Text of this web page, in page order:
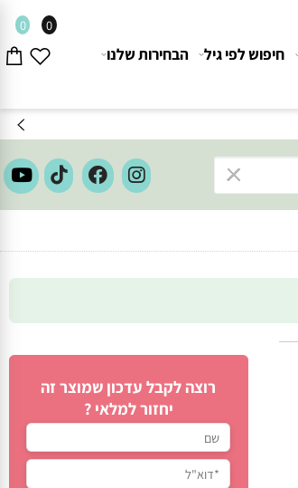
0 0
חיפוש לפי גיל הבחירות שלנו
רוצה לקבל עדכון שמוצר זה
יחזור למלאי ?